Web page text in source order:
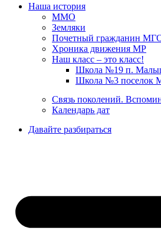
Наша история
ММО
Земляки
Почетный гражданин
Хроника движения МР
Наш класс – это класс!
Школа №19 п.
Школа №3 поселок
Связь поколений.
Календарь дат
Давайте разбираться